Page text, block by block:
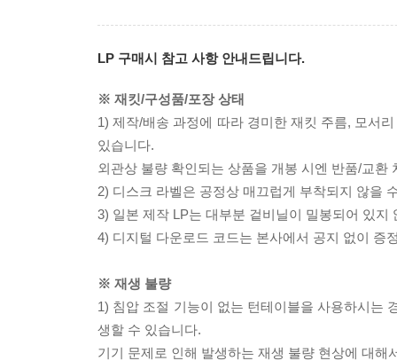
LP 구매시 참고 사항 안내드립니다.
※ 재킷/구성품/포장 상태
1) 제작/배송 과정에 따라 경미한 재킷 주름, 모서
있습니다.
외관상 불량 확인되는 상품을 개봉 시엔 반품/교환
2) 디스크 라벨은 공정상 매끄럽게 부착되지 않을
3) 일본 제작 LP는 대부분 겉비닐이 밀봉되어 있지
4) 디지털 다운로드 코드는 본사에서 공지 없이 증
※ 재생 불량
1) 침압 조절 기능이 없는 턴테이블을 사용하시는
생할 수 있습니다.
기기 문제로 인해 발생하는 재생 불량 현상에 대